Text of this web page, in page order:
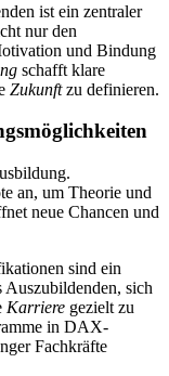
ist ein zentraler
nur den
und Bindung
schafft klare
Zukunftzu definieren.
an, um Theorie und
neue Chancen und
sind ein
sich
Karriere gezielt zu
in DAX-
Fachkräfte